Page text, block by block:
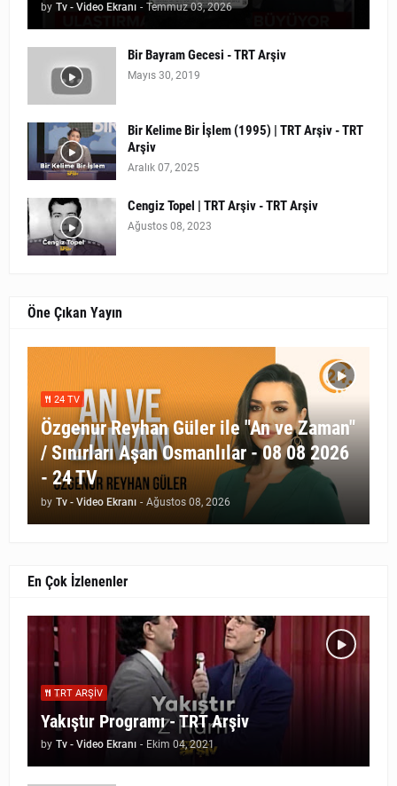
by Tv - Video Ekranı - Temmuz 03, 2026
Bir Bayram Gecesi - TRT Arşiv
Mayıs 30, 2019
Bir Kelime Bir İşlem (1995) | TRT Arşiv - TRT
Arşiv
Aralık 07, 2025
Cengiz Topel | TRT Arşiv - TRT Arşiv
Ağustos 08, 2023
Öne Çıkan Yayın
24 TV
Özgenur Reyhan Güler ile "An ve Zaman"
/ Sınırları Aşan Osmanlılar - 08 08 2026
- 24 TV
by Tv - Video Ekranı - Ağustos 08, 2026
En Çok İzlenenler
TRT ARŞIV
Yakıştır Programı - TRT Arşiv
by Tv - Video Ekranı - Ekim 04, 2021